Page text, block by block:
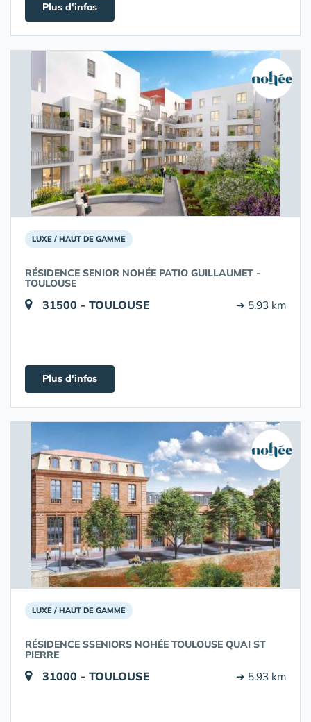
Plus d'infos
LUXE / HAUT DE GAMME
RÉSIDENCE SENIOR NOHÉE PATIO GUILLAUMET -
TOULOUSE
31500 - TOULOUSE ➔ 5.93 km
Plus d'infos
LUXE / HAUT DE GAMME
RÉSIDENCE SSENIORS NOHÉE TOULOUSE QUAI ST
PIERRE
31000 - TOULOUSE ➔ 5.93 km